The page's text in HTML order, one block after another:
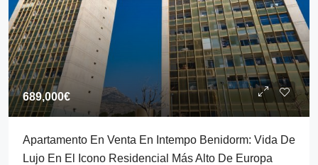
689,000€
Apartamento En Venta En Intempo Benidorm: Vida De
Lujo En El Icono Residencial Más Alto De Europa